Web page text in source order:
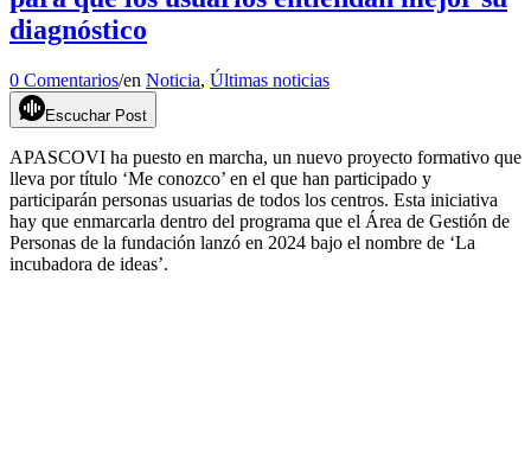
diagnóstico
0 Comentarios/en Noticia, Últimas noticias
Escuchar Post
APASCOVI ha puesto en marcha, un nuevo proyecto formativo que
lleva por título ‘Me conozco’ en el que han participado y
participarán personas usuarias de todos los centros. Esta iniciativa
hay que enmarcarla dentro del programa que el Área de Gestión de
Personas de la fundación lanzó en 2024 bajo el nombre de ‘La
incubadora de ideas’.